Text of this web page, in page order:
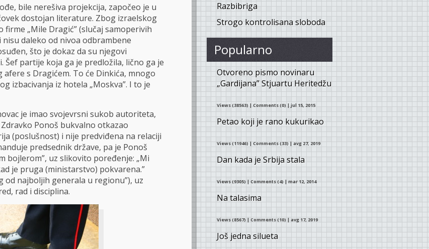
bile nerešiva projekcija, započeo je u
dostojan literature. Zbog izraelskog
„Mile Dragić” (slučaj samoperivih
daleko od nivoa odbrambene
što je dokaz da su njegovi
partije koja ga je predložila, lično ga je
s Dragićem. To će Dinkića, mnogo
izbacivanja iz hotela „Moskva”. I to je
je imao svojevrsni sukob autoriteta,
Ponoš bukvalno otkazao
(poslušnost) i nije predviđena na relaciji
predsednik države, pa je Ponoš
bojlerom”, uz slikovito poređenje: „Mi
je pruga (ministarstvo) pokvarena.”
od najboljih generala u regionu”), uz
rad i disciplina.
Razbibriga
Strogo kontrolisana sloboda
Popularno
Otvoreno pismo novinaru
„Gardijana” Stjuartu Heritedžu
Views (38563)|Comments (0)| jul 15, 2015
Petao koji je rano kukurikao
Views (11946)|Comments (33)| avg 27, 2019
Dan kada je Srbija stala
Views (9305)|Comments (4)| mar 12, 2014
Na talasima
Views (8567) | Comments (10) | avg 17, 2019
Još jedna silueta